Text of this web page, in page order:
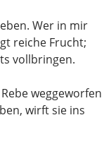
Wer in mir
reiche Frucht;
vollbringen.
weggeworfen
wirft sie ins